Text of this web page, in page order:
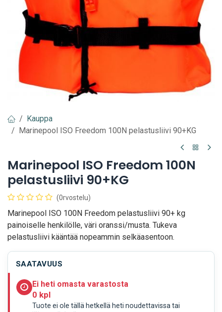
Kauppa
Marinepool ISO Freedom 100N pelastusliivi 90+KG
Marinepool ISO Freedom 100N
pelastusliivi 90+KG
(0rvostelu)
Marinepool ISO 100N Freedom pelastusliivi 90+ kg
painoiselle henkilölle, väri oranssi/musta. Tukeva
pelastusliivi kääntää nopeammin selkäasentoon.
SAATAVUUS
Ei heti omasta varastosta
0 kpl
Tuote ei ole tällä hetkellä heti noudettavissa tai